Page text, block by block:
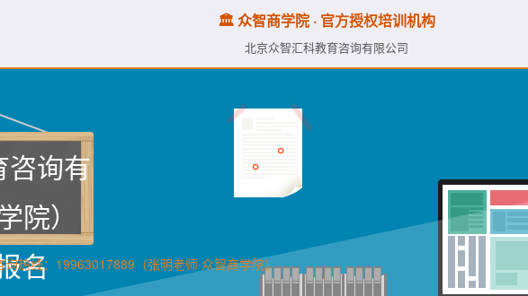
🏛️ 众智商学院 · 官方授权培训机构
北京众智汇科教育咨询有限公司
询有
院）
名
热线：19963017889（张明老师·众智商学院）